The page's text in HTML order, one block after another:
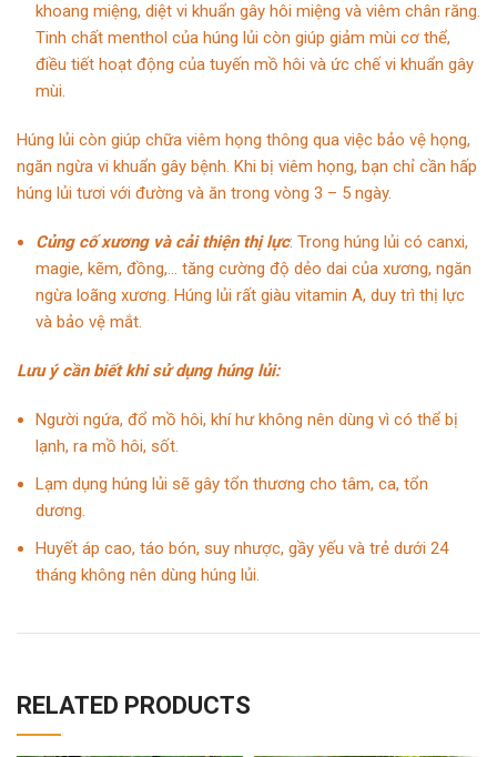
khoang miệng, diệt vi khuẩn gây hôi miệng và viêm chân răng.
Tinh chất menthol của húng lủi còn giúp giảm mùi cơ thể,
điều tiết hoạt động của tuyến mồ hôi và ức chế vi khuẩn gây
mùi.
Húng lủi còn giúp chữa viêm họng thông qua việc bảo vệ họng,
ngăn ngừa vi khuẩn gây bệnh. Khi bị viêm họng, bạn chỉ cần hấp
húng lủi tươi với đường và ăn trong vòng 3 – 5 ngày.
Củng cố xương và cải thiện thị lực: Trong húng lủi có canxi,
magie, kẽm, đồng,… tăng cường độ dẻo dai của xương, ngăn
ngừa loãng xương. Húng lủi rất giàu vitamin A, duy trì thị lực
và bảo vệ mắt.
Lưu ý cần biết khi sử dụng húng lủi:
Người ngứa, đổ mồ hôi, khí hư không nên dùng vì có thể bị
lạnh, ra mồ hôi, sốt.
Lạm dụng húng lủi sẽ gây tổn thương cho tâm, ca, tổn
dương.
Huyết áp cao, táo bón, suy nhược, gầy yếu và trẻ dưới 24
tháng không nên dùng húng lủi.
RELATED PRODUCTS